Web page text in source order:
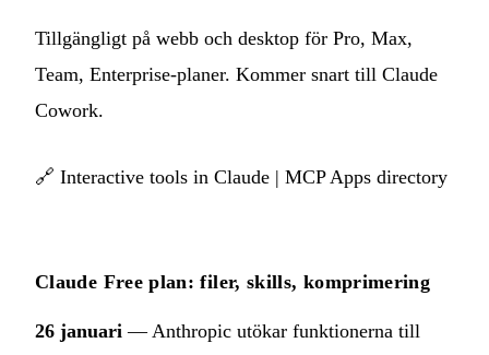
Tillgängligt på webb och desktop för Pro, Max,
Team, Enterprise-planer. Kommer snart till Claude
Cowork.
🔗 Interactive tools in Claude | MCP Apps directory
Claude Free plan: filer, skills, komprimering
26 januari — Anthropic utökar funktionerna till